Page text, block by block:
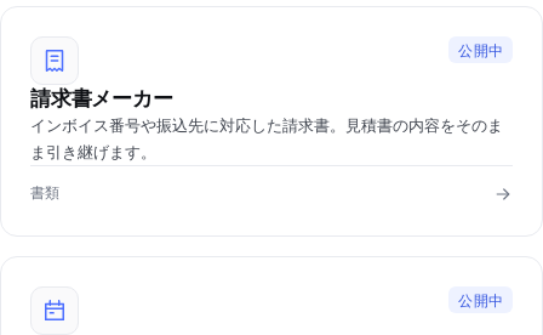
公開中
請求書メーカー
インボイス番号や振込先に対応した請求書。見積書の内容をそのま
ま引き継げます。
書類
公開中